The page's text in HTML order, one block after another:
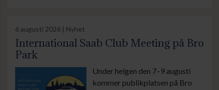
6 augusti 2026 | Nyhet
International Saab Club Meeting på Bro
Park
Under helgen den 7–9 augusti
kommer publikplatsen på Bro